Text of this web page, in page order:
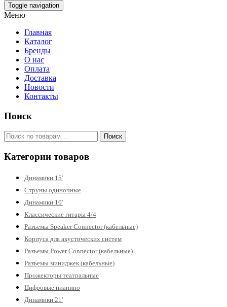
Toggle navigation
Меню
Главная
Каталог
Бренды
О нас
Оплата
Доставка
Новости
Контакты
Поиск
Искать: Поиск
Категории товаров
Динамики 15'
Струны одиночные
Динамики 10'
Классические гитары 4/4
Разъемы Speaker Connector (кабельные)
Корпуса для акустических систем
Разъемы Power Connector (кабельные)
Разъемы миниджек (кабельные)
Прожекторы театральные
Цифровые пианино
Динамики 21'